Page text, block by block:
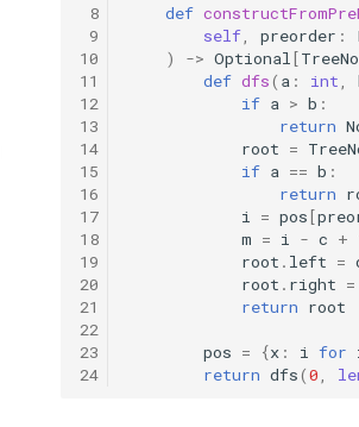
8
9
10
11
12
13
14
15
16
17
18
19
20
21
22
23
24
def
self, preorder :
)
-> Optional[
def dfs( a : int,
if a > b :
return
root =
if a == b :
return
i = pos[
m = i - c +
root . left =
root . right =
return root
pos = {x : i for
return dfs(0,